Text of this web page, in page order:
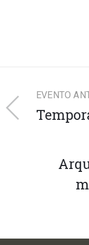
EVENTO